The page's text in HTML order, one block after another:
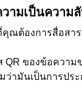
ามเป็นความ
ณต้องการสื่อสาร
QR ของข้อความ
ว่ามันเป็นการปร